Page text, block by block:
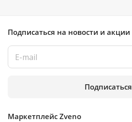
Подписаться на новости и акции
Подписаться
Маркетплейс Zveno